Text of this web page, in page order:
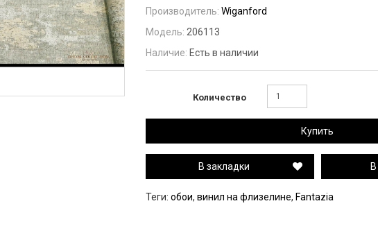
Производитель: Wiganford
Модель: 206113
Наличие: Есть в наличии
Количество
Купить
В закладки
Теги: обои, винил на флизелине, Fantazia